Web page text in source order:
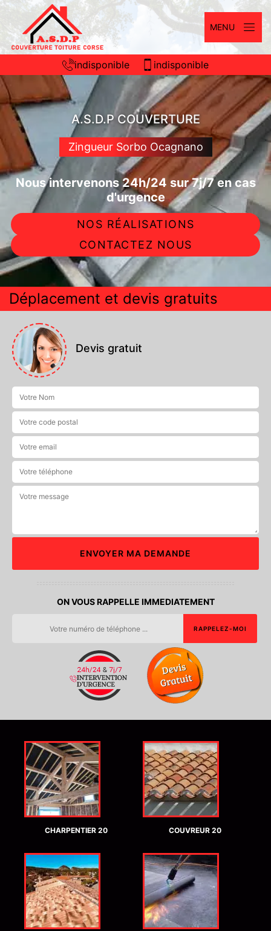
MENU
indisponible indisponible
A.S.D.P COUVERTURE
Zingueur Sorbo Ocagnano
Nous intervenons 24h/24 sur 7j/7 en cas
d'urgence
NOS RÉALISATIONS
CONTACTEZ NOUS
Déplacement et devis gratuits
Devis gratuit
ON VOUS RAPPELLE IMMEDIATEMENT
CHARPENTIER 20 COUVREUR 20